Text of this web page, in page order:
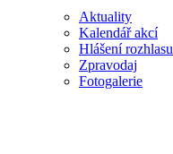
Aktuality
Kalendář akcí
Hlášení rozhlasu
Zpravodaj
Fotogalerie